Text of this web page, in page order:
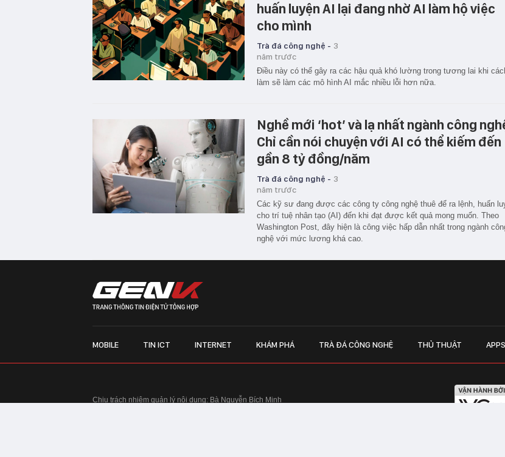
huấn luyện AI lại đang nhờ AI làm hộ việc
cho mình
Trà đá công nghệ - 3
năm trước
Điều này có thể gây ra các hậu quả khó lường trong tương lai khi
làm sẽ làm các mô hình AI mắc nhiều lỗi hơn nữa.
Nghề mới ‘hot’ và lạ nhất ngành công
Chỉ cần nói chuyện với AI có thể kiếm đến
gần 8 tỷ đồng/năm
Trà đá công nghệ - 3
năm trước
Các kỹ sư đang được các công ty công nghệ thuê để ra lệnh, huấn
cho trí tuệ nhân tạo (AI) đến khi đạt được kết quả mong muốn. Theo
Washington Post, đây hiện là công việc hấp dẫn nhất trong ngành
nghệ với mức lương khá cao.
MOBILE TIN ICT INTERNET KHÁM PHÁ TRÀ ĐÁ CÔNG NGHỆ THỦ THUẬT
Chịu trách nhiệm quản lý nội dung: Bà Nguyễn Bích Minh